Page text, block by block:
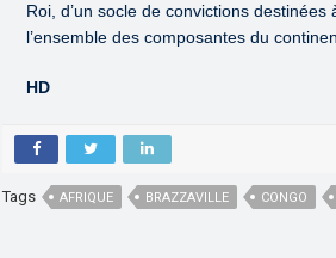
Roi, d’un socle de convictions destinées
l’ensemble des composantes du
HD
Tags AFRIQUE BRAZZAVILLE CONGO